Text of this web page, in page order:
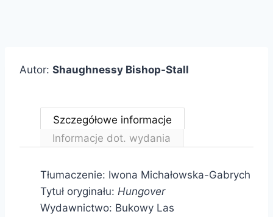
Autor: Shaughnessy Bishop-Stall
Szczegółowe informacje
Informacje dot. wydania
Tłumaczenie: Iwona Michałowska-Gabrych
Tytuł oryginału: Hungover
Wydawnictwo: Bukowy Las